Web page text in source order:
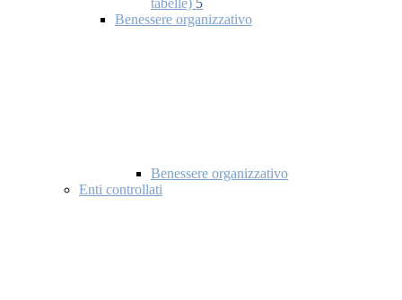
tabelle) 5
Benessere organizzativo
Benessere organizzativo
Enti controllati